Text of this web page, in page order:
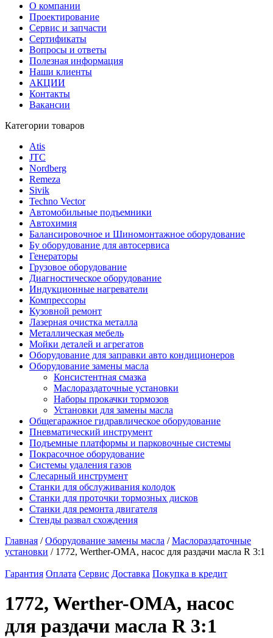
О компании
Проектирование
Сервис и запчасти
Сертификаты
Вопросы и ответы
Полезная информация
Наши клиенты
АКЦИИ
Контакты
Вакансии
Категории товаров
Atis
JTC
Nordberg
Remeza
Sivik
Techno Vector
Автомобильные подъемники
Автохимия
Балансировочное и Шиномонтажное оборудование
Бу оборудование для автосервиса
Генераторы
Грузовое оборудование
Диагностическое оборудование
Индукционные нагреватели
Компрессоры
Кузовной ремонт
Лазерная очистка металла
Металлическая мебель
Мойки деталей и агрегатов
Оборудование для заправки авто кондиционеров
Оборудование замены масла
Консистентная смазка
Маслораздаточные установки
Наборы прокачки тормозов
Установки для замены масла
Общегаражное гидравлическое оборудование
Пневматический инструмент
Подъемные платформы и парковочные системы
Покрасочное оборудование
Системы удаления газов
Слесарный инструмент
Станки для обслуживания колодок
Станки для проточки тормозных дисков
Станки для ремонта двигателя
Стенды развал схождения
Главная /Оборудование замены масла /Маслораздаточные
установки / 1772, Werther-OMA, насос для раздачи масла R 3:1
Гарантия Оплата Сервис Доставка Покупка в кредит
1772, Werther-OMA, насос
для раздачи масла R 3:1